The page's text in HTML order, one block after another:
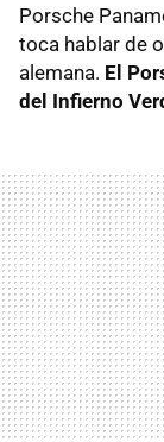
Porsche
toca hablar de
alemana. El
del Infierno